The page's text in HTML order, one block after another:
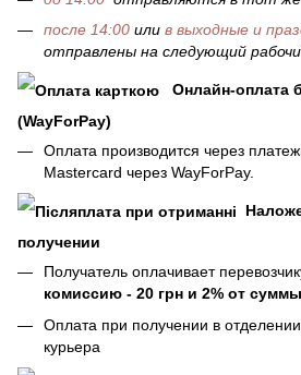
после 14:00 или в выходные и
отправлены на следующий
Онлайн-оплата
(WayForPay)
Оплата производится через
Mastercard через WayForPay.
получении
Получатель оплачивает
комиссию - 20 грн и 2% от суммы
Оплата при получении в
курьера